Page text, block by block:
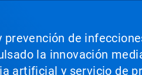
de
la innovación
artificial y servicio de